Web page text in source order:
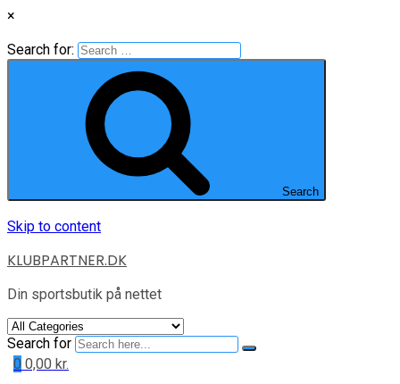
×
Search for:
Search
Skip to content
KLUBPARTNER.DK
Din sportsbutik på nettet
Search for
0 0,00 kr.